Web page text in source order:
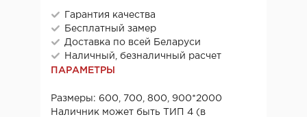
Гарантия качества
Бесплатный замер
Доставка по всей Беларуси
Наличный, безналичный расчет
ПАРАМЕТРЫ
Размеры: 600, 700, 800, 900*2000
Наличник может быть ТИП 4 (в